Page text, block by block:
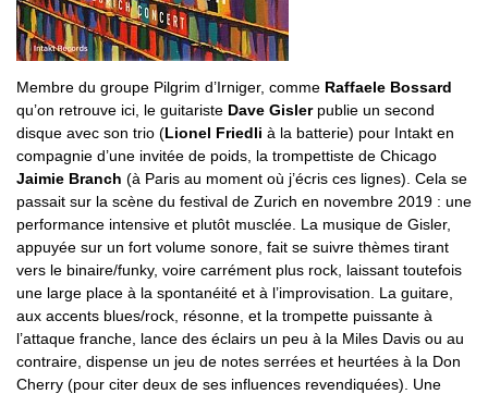
Membre du groupe Pilgrim d’Irniger, comme Raffaele Bossard
qu’on retrouve ici, le guitariste Dave Gislerpublie un second
disque avec son trio (Lionel Friedli à la batterie) pour Intakt en
compagnie d’une invitée de poids, la trompettiste de Chicago
Jaimie Branch (à Paris au moment où j’écris ces lignes). Cela se
passait sur la scène du festival de Zurich en novembre 2019 : une
performance intensive et plutôt musclée. La musique de Gisler,
appuyée sur un fort volume sonore, fait se suivre thèmes tirant
vers le binaire/funky, voire carrément plus rock, laissant toutefois
une large place à la spontanéité et à l’improvisation. La guitare,
aux accents blues/rock, résonne, et la trompette puissante à
l’attaque franche, lance des éclairs un peu à la Miles Davis ou au
contraire, dispense un jeu de notes serrées et heurtées à la Don
Cherry (pour citer deux de ses influences revendiquées). Une